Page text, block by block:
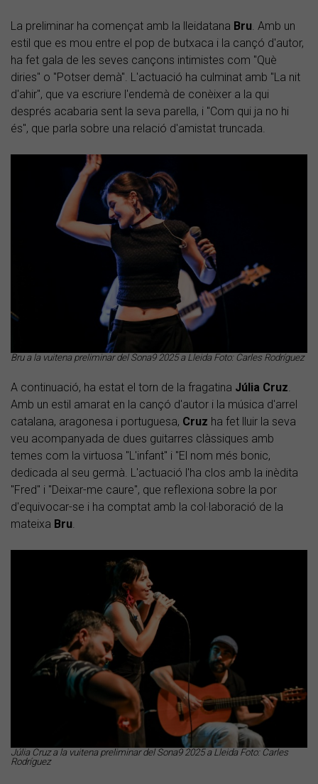
La preliminar ha començat amb la lleidatana Bru. Amb un
estil que es mou entre el pop de butxaca i la cançó d'autor,
ha fet gala de les seves cançons intimistes com "Què
diries" o "Potser demà". L'actuació ha culminat amb "La nit
d'ahir", que va escriure l'endemà de conèixer a la qui
després acabaria sent la seva parella, i "Com qui ja no hi
és", que parla sobre una relació d'amistat truncada.
Bru a la vuitena preliminar del Sona9 2025 a Lleida Foto: Carles Rodríguez
A continuació, ha estat el torn de la fragatina Júlia Cruz
Amb un estil amarat en la cançó d'autor i la música d'arrel
catalana, aragonesa i portuguesa, Cruz ha fet lluir la seva
veu acompanyada de dues guitarres clàssiques amb
temes com la virtuosa "L'infant" i "El nom més bonic,
dedicada al seu germà. L'actuació l'ha clos amb la inèdita
"Fred" i "Deixar-me caure", que reflexiona sobre la por
d'equivocar-se i ha comptat amb la col·laboració de la
mateixa Bru
Júlia Cruz a la vuitena preliminar del Sona9 2025 a Lleida Foto: Carles
Rodríguez